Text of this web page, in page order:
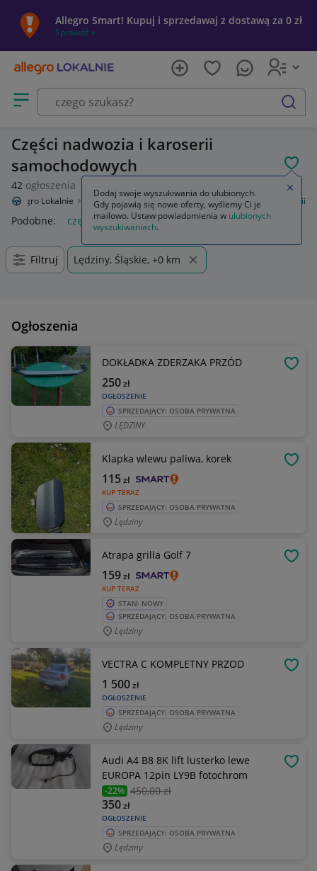
Allegro Smart! Kupuj i sprzedawaj z dostawą za 0 zł
Sprawdź »
Otwórz menu z kategoriami
szukaj
Części nadwozia i karoserii
samochodowych
42 ogłoszenia
Allegro Lokalnie Motoryzacja Części samochodowe Części karoserii
Podobne: części karoserii
Filtruj Lędziny, Śląskie, +0 km
Ogłoszenia
DOKŁADKA ZDERZAKA PRZÓD
OGŁOSZENIE
250zł
SPRZEDAJĄCY: OSOBA PRYWATNA
LĘDZINY
Klapka wlewu paliwa, korek
KUP TERAZ
115zł
SPRZEDAJĄCY: OSOBA PRYWATNA
Lędziny
Atrapa grilla Golf 7
KUP TERAZ
159zł
STAN: NOWY
SPRZEDAJĄCY: OSOBA PRYWATNA
Lędziny
VECTRA C KOMPLETNY PRZOD
OGŁOSZENIE
1 500zł
SPRZEDAJĄCY: OSOBA PRYWATNA
Lędziny
Audi A4 B8 8K lift lusterko lewe
EUROPA 12pin LY9B fotochrom
-22% 450,00 zł
OGŁOSZENIE
350zł
SPRZEDAJĄCY: OSOBA PRYWATNA
Lędziny
Dodaj swoje wyszukiwania do ulubionych.
Gdy pojawią się nowe oferty, wyślemy Ci je
mailowo. Ustaw powiadomienia w ulubionych
wyszukiwaniach.